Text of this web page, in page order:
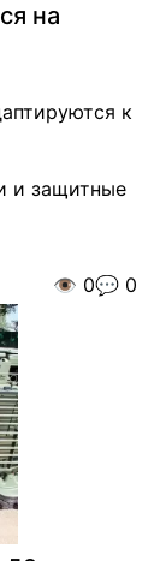
на
к
и защитные
👁️ 0💬 0